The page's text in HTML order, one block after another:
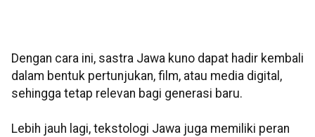
Dengan cara ini, sastra Jawa kuno dapat hadir kembali
dalam bentuk pertunjukan, film, atau media digital,
sehingga tetap relevan bagi generasi baru.
Lebih jauh lagi, tekstologi Jawa juga memiliki peran